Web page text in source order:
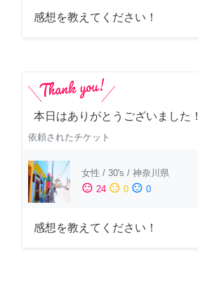
感想を教えてください！
本日はありがとうございました！
依頼されたチケット
女性 / 30's / 神奈川県
sentiment_satisfied 24 sentiment_neutral 0 sentiment_dissatisfied 0
感想を教えてください！